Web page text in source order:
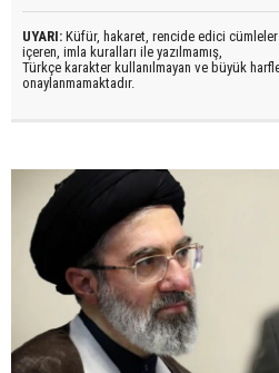
UYARI: Küfür, hakaret, rencide edici cümleler
içeren, imla kuralları ile yazılmamış,
Türkçe karakter kullanılmayan ve büyük
onaylanmamaktadır.